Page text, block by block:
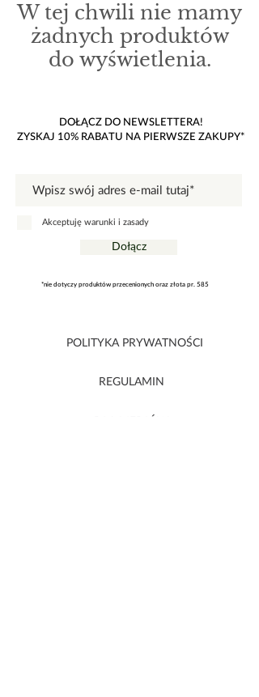
W tej chwili nie mamy
żadnych produktów
do wyświetlenia.
DOŁĄCZ DO NEWSLETTERA!
ZYSKAJ 10% RABATU NA PIERWSZE ZAKUPY*
Akceptuję warunki i zasady
Dołącz
*nie dotyczy produktów przecenionych oraz złota pr. 585
POLITYKA PRYWATNOŚCI
REGULAMIN